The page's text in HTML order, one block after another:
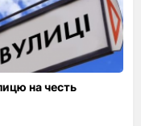
на честь